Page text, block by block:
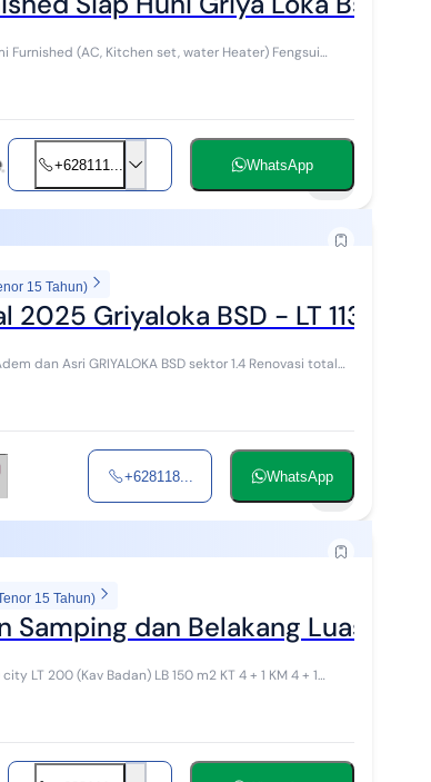
+628111... WhatsApp
15 Tahun)
Griyaloka BSD - LT 113, KT 3,
+628118... WhatsApp
15 Tahun)
Samping dan Belakang Luas